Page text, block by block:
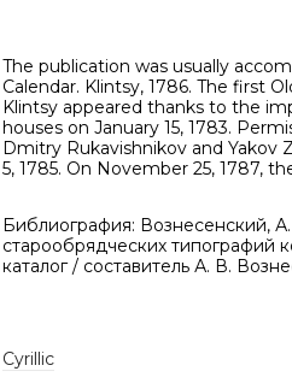
The publication was usually
Calendar. Klintsy, 1786. The first
Klintsy appeared thanks to the
houses on January 15, 1783.
Dmitry Rukavishnikov and Yakov
5, 1785. On November 25, 1787,
Библиография: Вознесенский,
старообрядческих типографий
каталог / составитель А. В.
Cyrillic